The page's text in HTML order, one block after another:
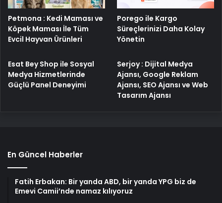
Petmona : Kedi Maması ve
Köpek Maması İle Tüm
Evcil Hayvan Ürünleri
Porego ile Kargo
Süreçlerinizi Daha Kolay
Yönetin
Esat Bey Shop ile Sosyal
Medya Hizmetlerinde
Güçlü Panel Deneyimi
Serjoy : Dijital Medya
Ajansı, Google Reklam
Ajansı, SEO Ajansı ve Web
Tasarım Ajansı
En Güncel Haberler
Fatih Erbakan: Bir yanda ABD, bir yanda YPG biz de
Emevi Camii’nde namaz kılıyoruz